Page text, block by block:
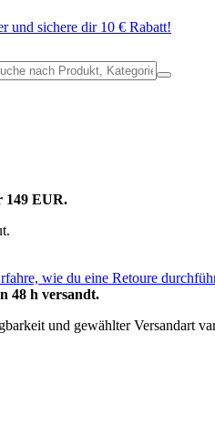
und sichere dir 10 € Rabatt!
149 EUR.
wie du eine Retoure
48 h versandt.
und gewählter Versandart